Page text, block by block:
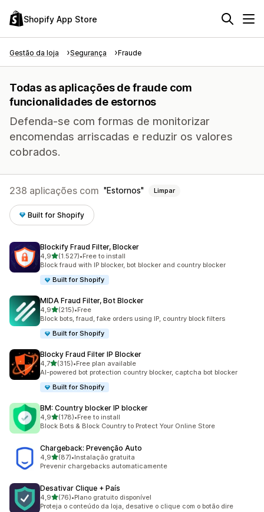
Shopify App Store
Gestão da loja Segurança Fraude
Todas as aplicações de fraude com
funcionalidades de estornos
Defenda-se com formas de monitorizar
encomendas arriscadas e reduzir os valores
cobrados.
238 aplicações com Estornos Limpar
Built for Shopify
Blockify Fraud Filter, Blocker
4,9de 5 estrelas
(1.527)
1527 total de avaliações
•Free to install
Block fraud with IP blocker, bot blocker and country blocker
Built for Shopify
MIDA Fraud Filter, Bot Blocker
4,9de 5 estrelas
(215)
215 total de avaliações
•Free
Block bots, fraud, fake orders using IP, country block filters
Built for Shopify
Blocky Fraud Filter IP Blocker
4,7de 5 estrelas
(315)
315 total de avaliações
•Free plan available
AI-powered bot protection country blocker, captcha bot blocker
Built for Shopify
BM: Country blocker IP blocker
4,9de 5 estrelas
(178)
178 total de avaliações
•Free to install
Block Bots & Block Country to Protect Your Online Store
Chargeback: Prevenção Auto
4,9de 5 estrelas
(87)
87 total de avaliações
•Instalação gratuita
Prevenir chargebacks automaticamente
Desativar Clique + País
4,9de 5 estrelas
(76)
76 total de avaliações
•Plano gratuito disponível
Proteja o conteúdo da loja, desative o clique com o botão dire